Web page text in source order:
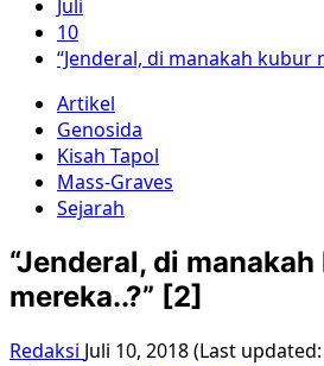
Juli
10
“Jenderal, di manakah kubur
Artikel
Genosida
Kisah Tapol
Mass-Graves
Sejarah
“Jenderal, di
mereka..?” [2]
Redaksi Juli 10, 2018 (Last